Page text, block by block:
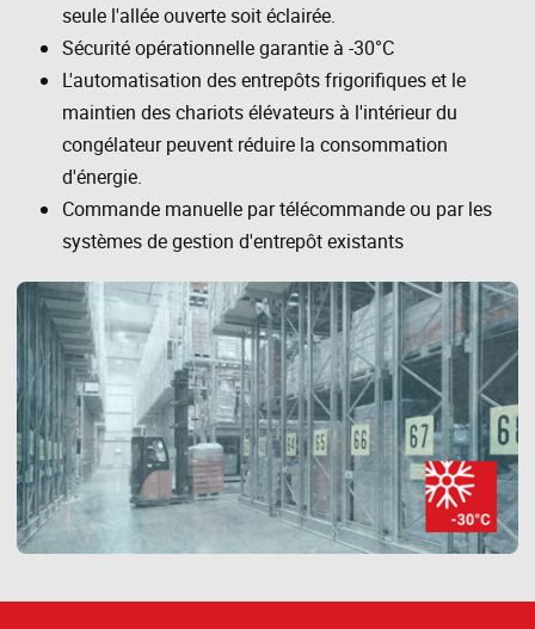
seule l'allée ouverte soit éclairée.
Sécurité opérationnelle garantie à -30°C
L'automatisation des entrepôts frigorifiques et le
maintien des chariots élévateurs à l'intérieur du
congélateur peuvent réduire la consommation
d'énergie.
Commande manuelle par télécommande ou par les
systèmes de gestion d'entrepôt existants